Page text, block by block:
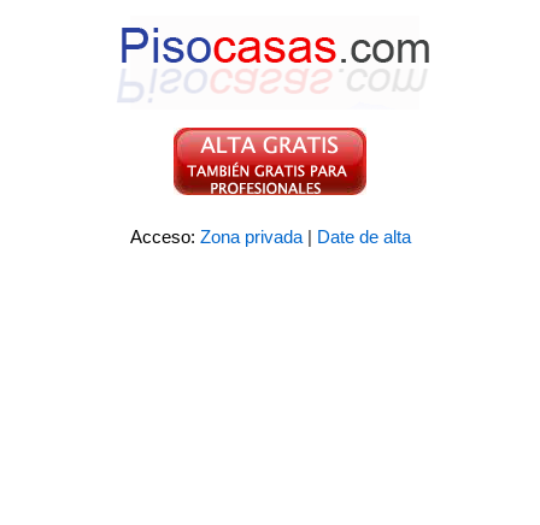
Acceso: Zona privada | Date de alta